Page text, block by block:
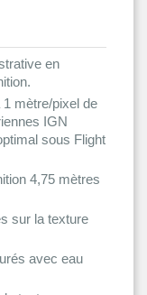
en
mètre/pixel de
IGN
sous Flight
4,75 mètres
sur la texture
avec eau